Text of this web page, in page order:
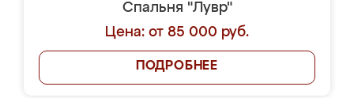
Спальня "Лувр"
Цена: от 85 000 руб.
ПОДРОБНЕЕ